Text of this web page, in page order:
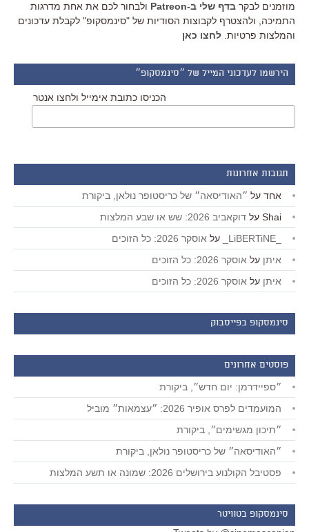
מוזמנים לבקר בדף שלי ב-Patreon
ולבחור לכם את אחת מדרגות
התמיכה, ולהצטרף לקבוצות הסודיות של "סינמסקופ" לקבלת עדכונים
והמלצות פרטיות. לחצו כאן
הירשמו לעדכוני המייל של ״סינמסקופ״
הכניסו כתובת אימייל ולחצו אנטר
תגובות אחרונות
אחד על ״האודיסאה״ של כריסטופר נולאן, ביקורת
Shai על דוקאביב 2026: שש או שבע המלצות
על אוסקר 2026: כל הזוכים
איתן על אוסקר 2026: כל הזוכים
איתן על אוסקר 2026: כל הזוכים
סינמסקופ בפייסבוק
פוסטים אחרונים
״ספיידרמן: יום חדש״, ביקורת
המועמדים לפרס אופיר 2026: ״עצמאות״ מוביל
״תיכון מגשימים״, ביקורת
״האודיסאה״ של כריסטופר נולאן, ביקורת
פסטיבל הקולנוע בירושלים 2026: שמונה או תשע המלצות
סינמסקופ בטוויטר